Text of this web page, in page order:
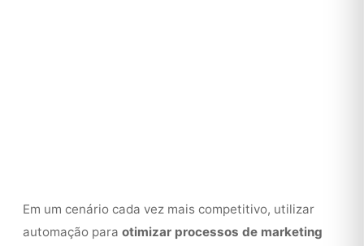
Em um cenário cada vez mais competitivo, utilizar
automação para otimizar processos de marketing